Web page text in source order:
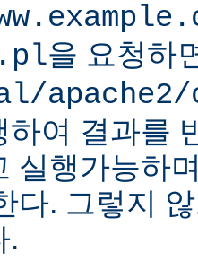
을 요청하
하여 결과를
실행가능하
다. 그렇지
.